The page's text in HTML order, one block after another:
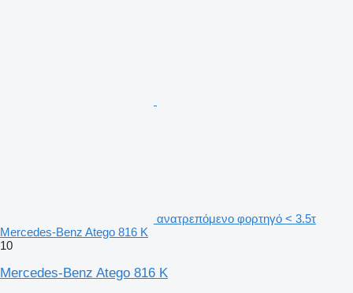
ανατρεπόμενο φορτηγό < 3.5τ
Mercedes-Benz Atego 816 K
10
Mercedes-Benz Atego 816 K